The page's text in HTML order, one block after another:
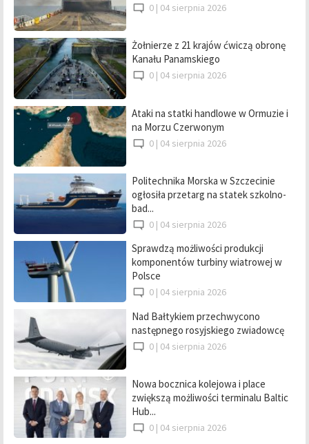
0 | 04 sierpnia 2026
Żołnierze z 21 krajów ćwiczą obronę
Kanału Panamskiego
0 | 04 sierpnia 2026
Ataki na statki handlowe w Ormuzie i
na Morzu Czerwonym
0 | 04 sierpnia 2026
Politechnika Morska w Szczecinie
ogłosiła przetarg na statek szkolno-
bad...
0 | 04 sierpnia 2026
Sprawdzą możliwości produkcji
komponentów turbiny wiatrowej w
Polsce
0 | 04 sierpnia 2026
Nad Bałtykiem przechwycono
następnego rosyjskiego zwiadowcę
0 | 04 sierpnia 2026
Nowa bocznica kolejowa i place
zwiększą możliwości terminalu Baltic
Hub...
0 | 04 sierpnia 2026